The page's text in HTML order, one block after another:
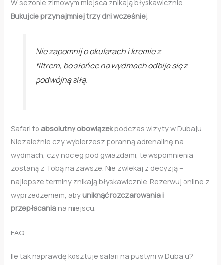
W sezonie zimowym miejsca znikają błyskawicznie.
Bukujcie przynajmniej trzy dni wcześniej.
Nie zapomnij o okularach i kremie z
filtrem, bo słońce na wydmach odbija się z
podwójną siłą.
Safari to absolutny obowiązekpodczas wizyty w Dubaju.
Niezależnie czy wybierzesz poranną adrenalinę na
wydmach, czy nocleg pod gwiazdami, te wspomnienia
zostaną z Tobą na zawsze. Nie zwlekaj z decyzją –
najlepsze terminy znikają błyskawicznie. Rezerwuj online z
wyprzedzeniem, aby uniknąć rozczarowania i
przepłacania na miejscu.
FAQ
Ile tak naprawdę kosztuje safari na pustyni w Dubaju?